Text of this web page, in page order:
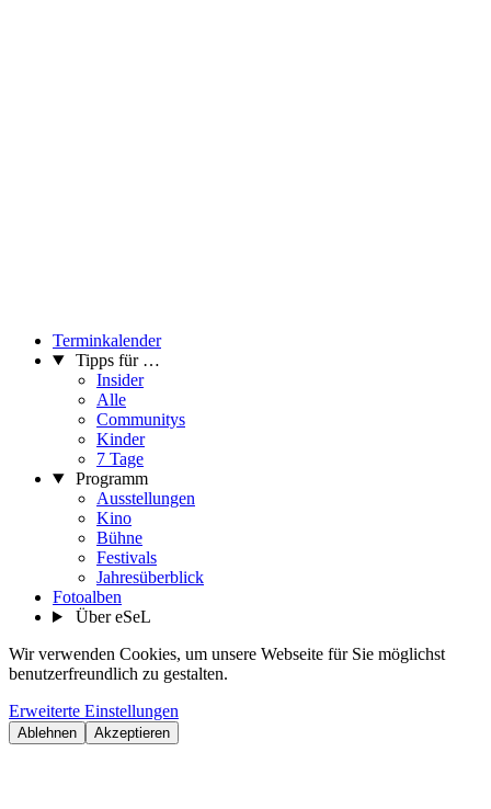
Terminkalender
Tipps für …
Insider
Alle
Communitys
Kinder
7 Tage
Programm
Ausstellungen
Kino
Bühne
Festivals
Jahresüberblick
Fotoalben
Über eSeL
Wir verwenden Cookies, um unsere Webseite für Sie möglichst
benutzerfreundlich zu gestalten.
Erweiterte Einstellungen
Ablehnen Akzeptieren